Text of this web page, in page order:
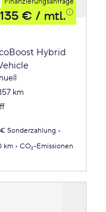
135 € / mtl.
Hybrid
km
Sonderzahlung
km
CO₂-Emissionen